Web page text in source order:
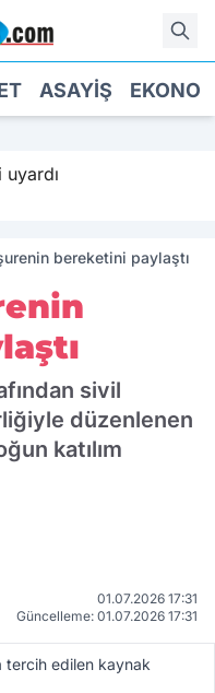
ASAYIŞ
bereketini paylaştı
sivil
düzenlenen
katılım
01.07.2026 17:31
Güncelleme: 01.07.2026 17:31
tercih edilen kaynak